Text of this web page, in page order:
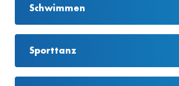
Schwimmen
Sporttanz